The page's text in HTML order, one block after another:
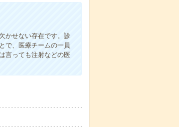
かせない存在です。診
で、医療チームの一員
言っても注射などの医